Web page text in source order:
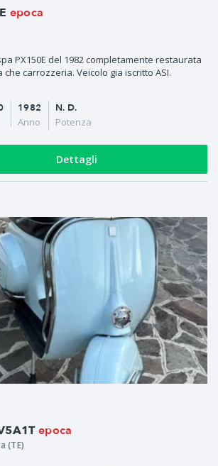
epoca
PX150E del 1982 completamente restaurata
carrozzeria. Veicolo gia iscritto ASI.
1982
Anno
N. D.
Potenza
Dettagli
epoca
(TE)